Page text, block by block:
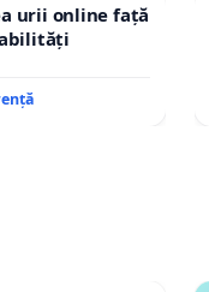
urii online față